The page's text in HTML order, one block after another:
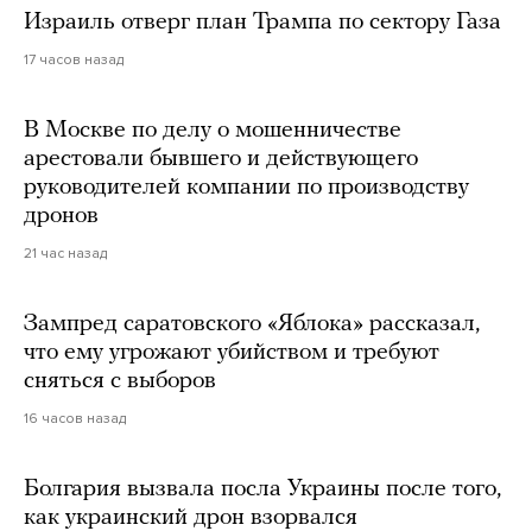
Израиль отверг план Трампа по сектору Газа
17 часов назад
В Москве по делу о мошенничестве
арестовали бывшего и действующего
руководителей компании по производству
дронов
21 час назад
Зампред саратовского «Яблока» рассказал,
что ему угрожают убийством и требуют
сняться с выборов
16 часов назад
Болгария вызвала посла Украины после того,
как украинский дрон взорвался